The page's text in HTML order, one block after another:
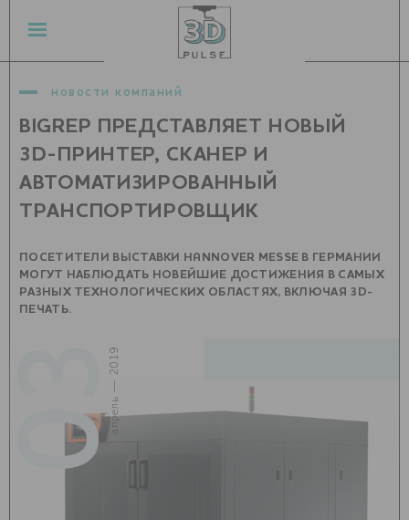
новости компаний
BIGREP ПРЕДСТАВЛЯЕТ НОВЫЙ
3D-ПРИНТЕР, СКАНЕР И
АВТОМАТИЗИРОВАННЫЙ
ТРАНСПОРТИРОВЩИК
ПОСЕТИТЕЛИ ВЫСТАВКИ HANNOVER MESSE В ГЕРМАНИИ
МОГУТ НАБЛЮДАТЬ НОВЕЙШИЕ ДОСТИЖЕНИЯ В САМЫХ
РАЗНЫХ ТЕХНОЛОГИЧЕСКИХ ОБЛАСТЯХ, ВКЛЮЧАЯ 3D-
ПЕЧАТЬ.
03
апрель — 2019